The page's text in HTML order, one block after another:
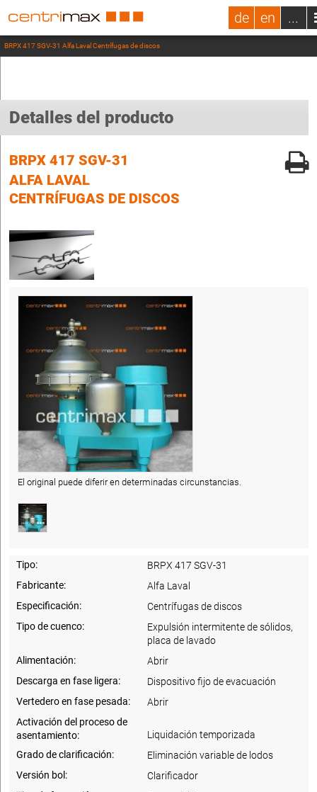
de en ...
BRPX 417 SGV-31 Alfa Laval Centrífugas de discos
Detalles del producto
BRPX 417 SGV-31
ALFA LAVAL
CENTRÍFUGAS DE DISCOS
El original puede diferir en determinadas circunstancias.
Tipo:
BRPX 417 SGV-31
Fabricante:
Alfa Laval
Especificación:
Centrífugas de discos
Tipo de cuenco:
Expulsión intermitente de sólidos,
placa de lavado
Alimentación:
Abrir
Descarga en fase ligera:
Dispositivo fijo de evacuación
Vertedero en fase pesada:
Abrir
Activación del proceso de
asentamiento:
Liquidación temporizada
Grado de clarificación:
Eliminación variable de lodos
Versión bol:
Clarificador